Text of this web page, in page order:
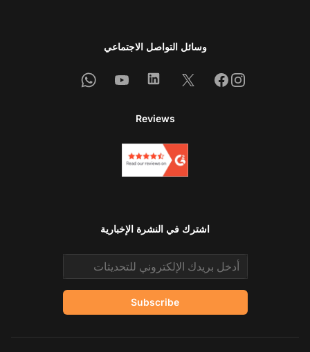
وسائل التواصل الاجتماعي
Instagram
Facebook
X
Linkedin
Youtube
Whatsapp
Reviews
اشترك في النشرة الإخبارية
Email address
Subscribe